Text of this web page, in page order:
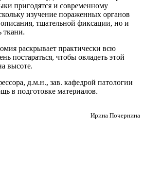
пригодятся и современному
изучение пораженных органов
описания, тщательной фиксации, но и
ткани.
раскрывает практически всю
постараться, чтобы овладеть этой
высоте.
д.м.н., зав. кафедрой патологии
в подготовке материалов.
Ирина Почернина